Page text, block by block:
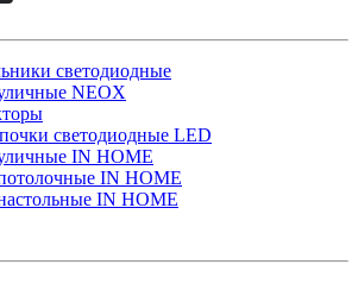
светодиодные
NEOX
светодиодные LED
IN HOME
IN HOME
IN HOME